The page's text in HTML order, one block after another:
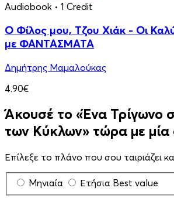
Audiobook • 1 Credit
Ο Φίλος μου, Τζου Χιάκ - Οι
με ΦΑΝΤΑΣΜΑΤΑ
Δημήτρης Μαμαλούκας
4.90€
Άκουσέ το «Ένα Τρίγωνο
των Κύκλων» τώρα με
Επίλεξε το πλάνο που σου ταιριάζει
Μηνιαία Ετήσια Best value